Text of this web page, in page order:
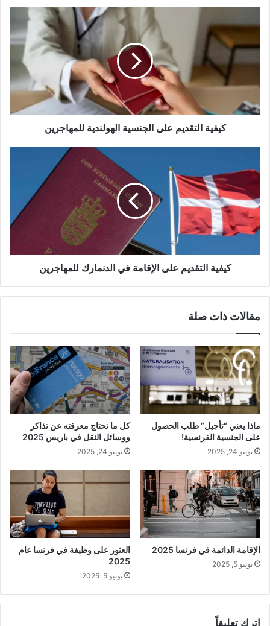
التقديم
الجنسية
الهولندية
للمهاجرين
كيفية التقديم على الجنسية الهولندية للمهاجرين
على
الإقامة
في
الدنمارك
للمهاجرين
كيفية التقديم على الإقامة في الدنمارك للمهاجرين
مقالات ذات صلة
ماذا يعني “تأجيل” طلب الحصول
على الجنسية الفرنسية!
يونيو 24, 2025
كل ما تحتاج معرفته عن تذاكر
ووسائل النقل في باريس 2025
يونيو 24, 2025
الإقامة الدائمة في فرنسا 2025
يونيو 5, 2025
العثور على وظيفة في فرنسا عام
2025
يونيو 5, 2025
اترك تعليقاً